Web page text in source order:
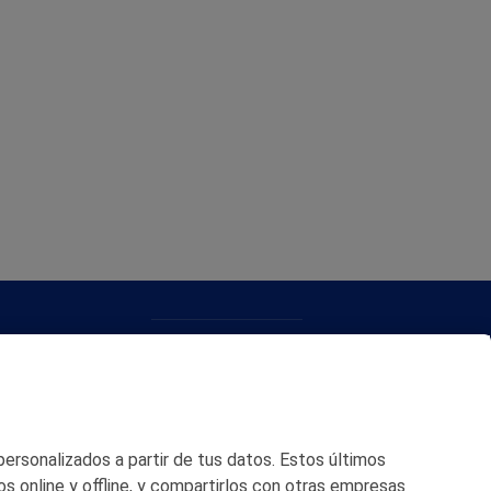
a partir de tus datos. Estos últimos
online y offline, y compartirlos con otras empresas